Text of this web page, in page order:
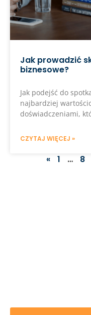
Jak prowadzić
biznesowe?
Jak podejść do
najbardziej
doświadczeniami,
CZYTAJ WIĘCEJ »
« 1 … 8